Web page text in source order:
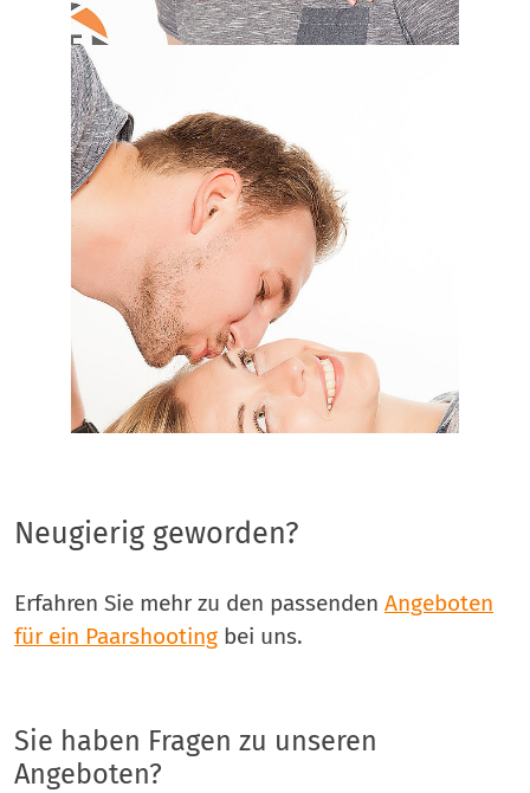
Neugierig geworden?
Erfahren Sie mehr zu den passenden Angeboten
für ein Paarshooting bei uns.
Sie haben Fragen zu unseren
Angeboten?